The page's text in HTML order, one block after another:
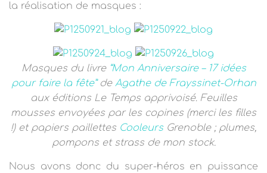
la réalisation de masques :
Masques du livre “Mon Anniversaire – 17 idées
pour faire la fête” de Agathe de Frayssinet-Orhan
aux éditions Le Temps apprivoisé. Feuilles
mousses envoyées par les copines (merci les filles
!) et papiers paillettes CooleursGrenoble ;plumes,
pompons et strass de mon stock.
Nous avons donc du super-héros en puissance